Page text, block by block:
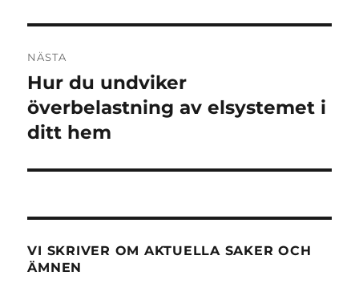
NÄSTA
Nästa
inlägg:
Hur du undviker
överbelastning av elsystemet i
ditt hem
VI SKRIVER OM AKTUELLA SAKER OCH
ÄMNEN